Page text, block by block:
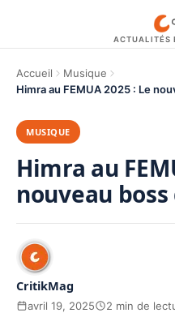
ACTUALITÉS
Accueil
Musique
Himra au FEMUA 2025 : Le
MUSIQUE
Himra au
nouveau
CritikMag
avril 19, 2025 2 min de